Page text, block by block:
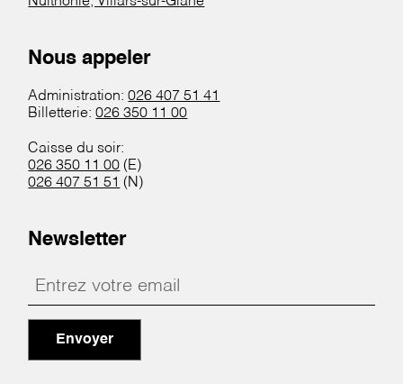
Nous appeler
Administration:026 407 51 41
Billetterie:026 350 11 00
Caisse du soir:
026 350 11 00 (E)
026 407 51 51 (N)
Newsletter
Envoyer